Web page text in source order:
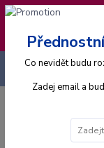
❣️ Od 4.8. do
expedice
+420 725 736 293
Co nevidět budu
Zadej email a